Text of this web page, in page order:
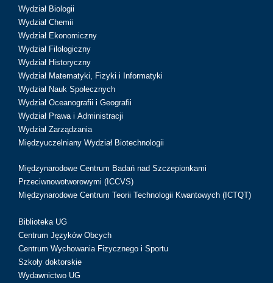
Wydział Biologii
Wydział Chemii
Wydział Ekonomiczny
Wydział Filologiczny
Wydział Historyczny
Wydział Matematyki, Fizyki i Informatyki
Wydział Nauk Społecznych
Wydział Oceanografii i Geografii
Wydział Prawa i Administracji
Wydział Zarządzania
Międzyuczelniany Wydział Biotechnologii
Międzynarodowe Centrum Badań nad Szczepionkami
Przeciwnowotworowymi (ICCVS)
Międzynarodowe Centrum Teorii Technologii Kwantowych (ICTQT)
Biblioteka UG
Centrum Języków Obcych
Centrum Wychowania Fizycznego i Sportu
Szkoły doktorskie
Wydawnictwo UG